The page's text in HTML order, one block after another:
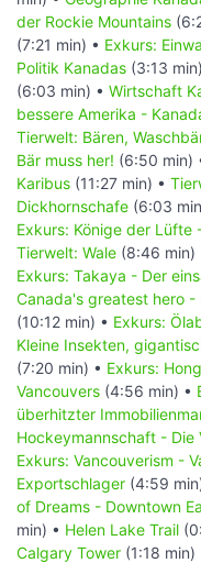
der Rockie Mountains
(7:21 min) • Exkurs:
Politik Kanadas (3:13
(6:03 min) • Wirtschaft
bessere Amerika -
Tierwelt: Bären,
Bär muss her! (6:50 min)
Karibus (11:27 min) •
Dickhornschafe (6:03
Exkurs: Könige der Lüfte
Tierwelt: Wale (8:46 min)
Exkurs: Takaya - Der
Canada's greatest hero -
(10:12 min) • Exkurs:
Kleine Insekten,
(7:20 min) • Exkurs:
Vancouvers (4:56 min) •
überhitzter
Hockeymannschaft - Die
Exkurs: Vancouverism -
Exportschlager (4:59
of Dreams - Downtown
min) • Helen Lake Trail
Calgary Tower (1:18 min)